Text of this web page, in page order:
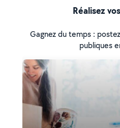
Réalisez
Gagnez du temps :
publiques